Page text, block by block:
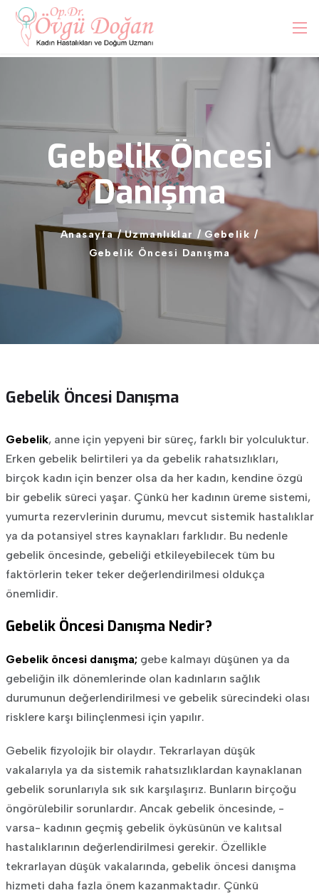
GebelikÖncesi
Danışma
Anasayfa / Uzmanlıklar / Gebelik /
Gebelik Öncesi Danışma
Gebelik Öncesi Danışma
Gebelik, anne için yepyeni bir süreç, farklı bir yolculuktur.
Erken gebelik belirtileri ya da gebelik rahatsızlıkları,
birçok kadın için benzer olsa da her kadın, kendine özgü
bir gebelik süreci yaşar. Çünkü her kadının üreme sistemi,
yumurta rezervlerinin durumu, mevcut sistemik hastalıklar
ya da potansiyel stres kaynakları farklıdır. Bu nedenle
gebelik öncesinde, gebeliği etkileyebilecek tüm bu
faktörlerin teker teker değerlendirilmesi oldukça
önemlidir.
Gebelik Öncesi Danışma Nedir?
Gebelik öncesi danışma;gebe kalmayı düşünen ya da
gebeliğin ilk dönemlerinde olan kadınların sağlık
durumunun değerlendirilmesi ve gebelik sürecindeki olası
risklere karşı bilinçlenmesi için yapılır.
Gebelik fizyolojik bir olaydır. Tekrarlayan düşük
vakalarıyla ya da sistemik rahatsızlıklardan kaynaklanan
gebelik sorunlarıyla sık sık karşılaşırız. Bunların birçoğu
öngörülebilir sorunlardır. Ancak gebelik öncesinde, -
varsa- kadının geçmiş gebelik öyküsünün ve kalıtsal
hastalıklarının değerlendirilmesi gerekir. Özellikle
tekrarlayan düşük vakalarında, gebelik öncesi danışma
hizmeti daha fazla önem kazanmaktadır. Çünkü